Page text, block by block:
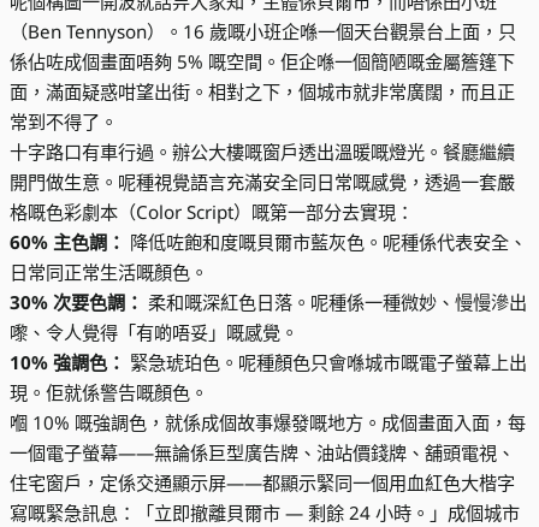
（Ben Tennyson）。16 歲嘅小班企喺一個天台觀景台上面，只
係佔咗成個畫面唔夠 5% 嘅空間。佢企喺一個簡陋嘅金屬簷篷下
面，滿面疑惑咁望出街。相對之下，個城市就非常廣闊，而且正
常到不得了。
十字路口有車行過。辦公大樓嘅窗戶透出溫暖嘅燈光。餐廳繼續
開門做生意。呢種視覺語言充滿安全同日常嘅感覺，透過一套嚴
格嘅色彩劇本（Color Script）嘅第一部分去實現：
60% 主色調： 降低咗飽和度嘅貝爾市藍灰色。呢種係代表安全、
日常同正常生活嘅顏色。
30% 次要色調： 柔和嘅深紅色日落。呢種係一種微妙、慢慢滲出
嚟、令人覺得「有啲唔妥」嘅感覺。
10% 強調色： 緊急琥珀色。呢種顏色只會喺城市嘅電子螢幕上出
現。佢就係警告嘅顏色。
嗰 10% 嘅強調色，就係成個故事爆發嘅地方。成個畫面入面，每
一個電子螢幕——無論係巨型廣告牌、油站價錢牌、舖頭電視、
住宅窗戶，定係交通顯示屏——都顯示緊同一個用血紅色大楷字
寫嘅緊急訊息：「立即撤離貝爾市 — 剩餘 24 小時。」成個城市